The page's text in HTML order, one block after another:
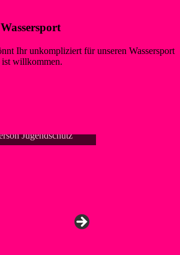
Ihr unkompliziert für unseren Wassersport
ist willkommen.